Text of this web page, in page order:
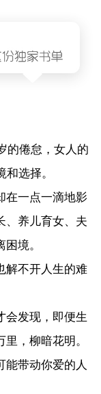
的倦怠，女人的
选择。
在一点一滴地影
、养儿育女、夫
境。
解不开人生的难
会发现，即便生
，柳暗花明。
能带动你爱的人